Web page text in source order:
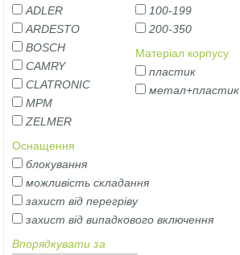
ADLER
ARDESTO
BOSCH
CAMRY
CLATRONIC
MPM
ZELMER
100-199
200-350
Матеріал корпусу
пластик
метал+пластик
Оснащення
блокування
можливість складання
захист від перегріву
захист від випадкового включення
Впорядкувати за